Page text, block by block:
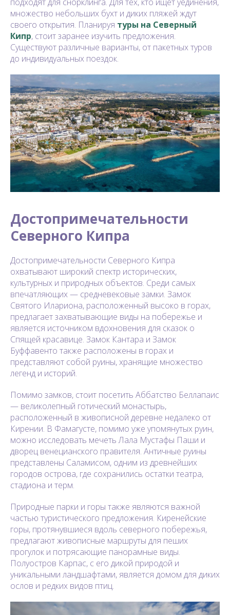
множество небольших бухт и диких пляжей ждут
своего открытия. Планируя туры на Северный
Кипр, стоит заранее изучить предложения.
Существуют различные варианты, от пакетных туров
до индивидуальных поездок.
Достопримечательности
Северного Кипра
Достопримечательности Северного Кипра
охватывают широкий спектр исторических,
культурных и природных объектов. Среди самых
впечатляющих — средневековые замки. Замок
Святого Илариона, расположенный высоко в горах,
предлагает захватывающие виды на побережье и
является источником вдохновения для сказок о
Спящей красавице. Замок Кантара и Замок
Буффавенто также расположены в горах и
представляют собой руины, хранящие множество
легенд и историй.
Помимо замков, стоит посетить Аббатство Беллапаис
— великолепный готический монастырь,
расположенный в живописной деревне недалеко от
Кирении. В Фамагусте, помимо уже упомянутых руин,
можно исследовать мечеть Лала Мустафы Паши и
дворец венецианского правителя. Античные руины
представлены Саламисом, одним из древнейших
городов острова, где сохранились остатки театра,
стадиона и терм.
Природные парки и горы также являются важной
частью туристического предложения. Киренейские
горы, протянувшиеся вдоль северного побережья,
предлагают живописные маршруты для пеших
прогулок и потрясающие панорамные виды.
Полуостров Карпас, с его дикой природой и
уникальными ландшафтами, является домом для диких
ослов и редких видов птиц.